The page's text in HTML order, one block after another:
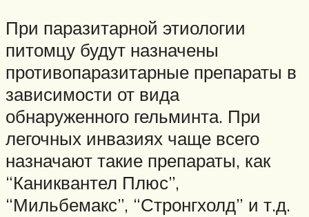
При паразитарной этиологии
питомцу будут назначены
противопаразитарные препараты в
зависимости от вида
обнаруженного гельминта. При
легочных инвазиях чаще всего
назначают такие препараты, как
“Каниквантел Плюс”,
“Мильбемакс”, “Стронгхолд” и т.д.